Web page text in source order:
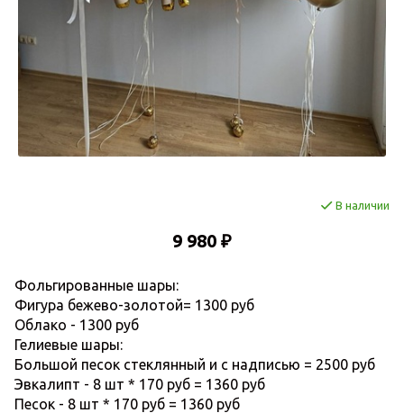
В наличии
9 980 ₽
Фольгированные шары:
Фигура бежево-золотой= 1300 руб
Облако - 1300 руб
Гелиевые шары:
Большой песок стеклянный и с надписью = 2500 руб
Эвкалипт - 8 шт * 170 руб = 1360 руб
Песок - 8 шт * 170 руб = 1360 руб